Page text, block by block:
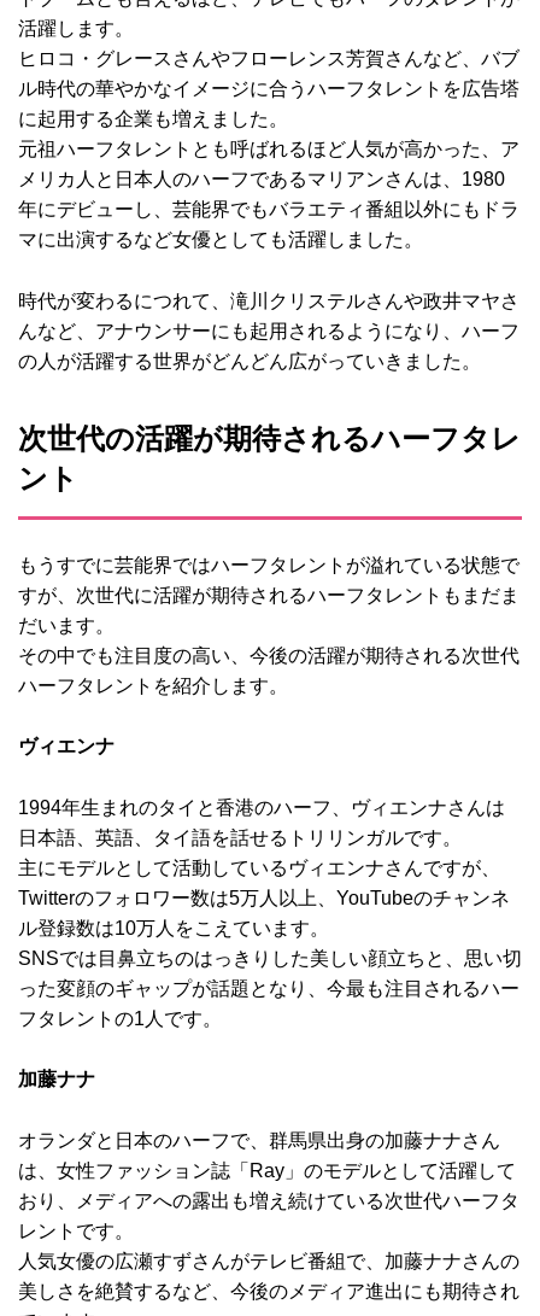
活躍します。
ヒロコ・グレースさんやフローレンス芳賀さんなど、バブ
ル時代の華やかなイメージに合うハーフタレントを広告塔
に起用する企業も増えました。
元祖ハーフタレントとも呼ばれるほど人気が高かった、ア
メリカ人と日本人のハーフであるマリアンさんは、1980
年にデビューし、芸能界でもバラエティ番組以外にもドラ
マに出演するなど女優としても活躍しました。
時代が変わるにつれて、滝川クリステルさんや政井マヤさ
んなど、アナウンサーにも起用されるようになり、ハーフ
の人が活躍する世界がどんどん広がっていきました。
次世代の活躍が期待されるハーフタレ
ント
もうすでに芸能界ではハーフタレントが溢れている状態で
すが、次世代に活躍が期待されるハーフタレントもまだま
だいます。
その中でも注目度の高い、今後の活躍が期待される次世代
ハーフタレントを紹介します。
ヴィエンナ
1994年生まれのタイと香港のハーフ、ヴィエンナさんは
日本語、英語、タイ語を話せるトリリンガルです。
主にモデルとして活動しているヴィエンナさんですが、
Twitterのフォロワー数は5万人以上、YouTubeのチャンネ
ル登録数は10万人をこえています。
SNSでは目鼻立ちのはっきりした美しい顔立ちと、思い切
った変顔のギャップが話題となり、今最も注目されるハー
フタレントの1人です。
加藤ナナ
オランダと日本のハーフで、群馬県出身の加藤ナナさん
は、女性ファッション誌「Ray」のモデルとして活躍して
おり、メディアへの露出も増え続けている次世代ハーフタ
レントです。
人気女優の広瀬すずさんがテレビ番組で、加藤ナナさんの
美しさを絶賛するなど、今後のメディア進出にも期待され